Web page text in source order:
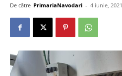
De către PrimariaNavodari - 4 iunie, 2021